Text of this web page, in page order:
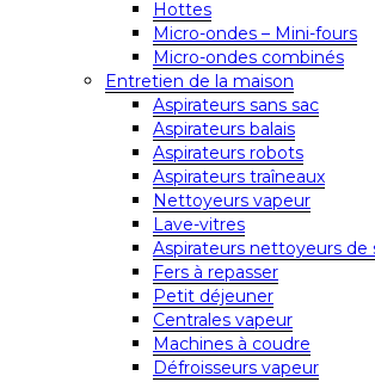
Hottes
Micro-ondes – Mini-fours
Micro-ondes combinés
Entretien de la maison
Aspirateurs sans sac
Aspirateurs balais
Aspirateurs robots
Aspirateurs traîneaux
Nettoyeurs vapeur
Lave-vitres
Aspirateurs nettoyeurs de
Fers à repasser
Petit déjeuner
Centrales vapeur
Machines à coudre
Défroisseurs vapeur